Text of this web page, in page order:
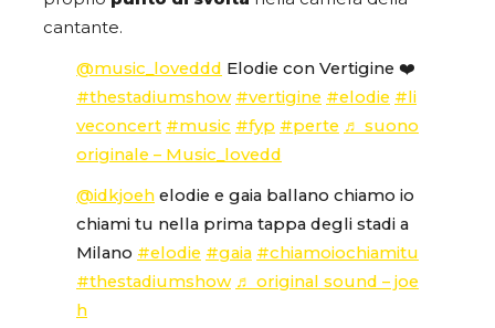
cantante.
@music_loveddd Elodie con Vertigine ❤️
#thestadiumshow #vertigine #elodie #li
veconcert #music #fyp #perte ♬ suono
originale – Music_lovedd
@idkjoeh elodie e gaia ballano chiamo io
chiami tu nella prima tappa degli stadi a
Milano #elodie #gaia #chiamoiochiamitu
#thestadiumshow ♬ original sound – joe
h